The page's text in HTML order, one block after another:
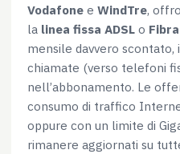
Vodafone e WindTre,
la linea fissa ADSL o
mensile davvero scontato,
chiamate (verso telefoni
nell’abbonamento. Le
consumo di traffico
oppure con un limite di
rimanere aggiornati su